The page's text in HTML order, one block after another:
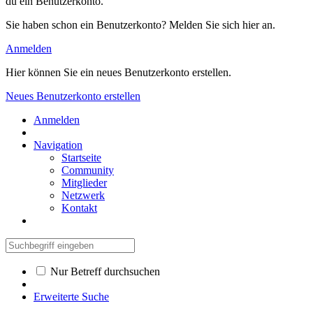
Sie haben schon ein Benutzerkonto? Melden Sie sich hier an.
Anmelden
Hier können Sie ein neues Benutzerkonto erstellen.
Neues Benutzerkonto erstellen
Anmelden
Navigation
Startseite
Community
Mitglieder
Netzwerk
Kontakt
Nur Betreff durchsuchen
Erweiterte Suche